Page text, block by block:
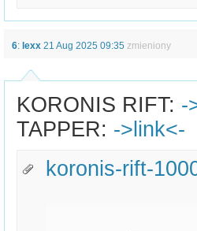
6: lexx 21 Aug 2025 09:35 zmieniony
KORONIS RIFT: -
TAPPER: ->link<-
koronis-rift-